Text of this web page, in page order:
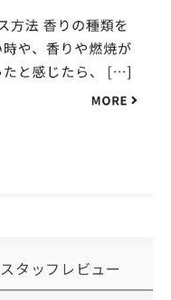
スタッフレビュー